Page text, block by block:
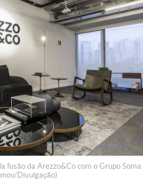
fusão da Arezzo&Co com o Grupo Soma
Divulgação)